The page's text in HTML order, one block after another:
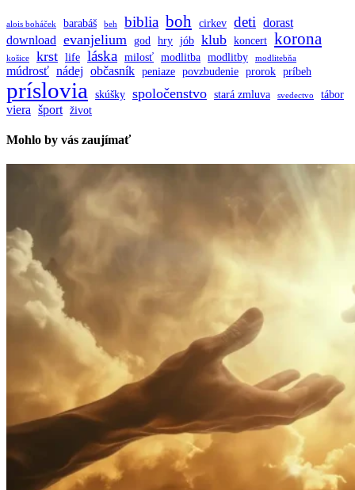
alois boháček barabáš beh biblia boh cirkev deti dorast
download evanjelium god hry jób klub koncert korona
košice krst life láska milosť modlitba modlitby modlitebňa
múdrosť nádej občasník peniaze povzbudenie prorok príbeh
príslovia skúšky spoločenstvo stará zmluva svedectvo tábor
viera šport život
Mohlo by vás zaujímať